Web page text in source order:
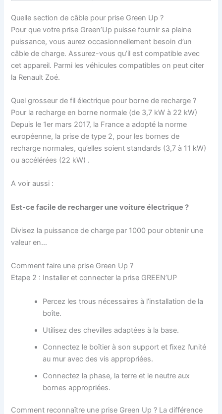
Quelle section de câble pour prise Green Up ?
Pour que votre prise Green’Up puisse fournir sa pleine
puissance, vous aurez occasionnellement besoin d’un
câble de charge. Assurez-vous qu’il est compatible avec
cet appareil. Parmi les véhicules compatibles on peut citer
la Renault Zoé.
Quel grosseur de fil électrique pour borne de recharge ?
Pour la recharge en borne normale (de 3,7 kW à 22 kW)
Depuis le 1er mars 2017, la France a adopté la norme
européenne, la prise de type 2, pour les bornes de
recharge normales, qu’elles soient standards (3,7 à 11 kW)
ou accélérées (22 kW) .
A voir aussi :
Est-ce facile de recharger une voiture électrique ?
Divisez la puissance de charge par 1000 pour obtenir une
valeur en…
Comment faire une prise Green Up ?
Etape 2 : Installer et connecter la prise GREEN’UP
Percez les trous nécessaires à l’installation de la
boîte.
Utilisez des chevilles adaptées à la base.
Connectez le boîtier à son support et fixez l’unité
au mur avec des vis appropriées.
Connectez la phase, la terre et le neutre aux
bornes appropriées.
Comment reconnaître une prise Green Up ? La différence